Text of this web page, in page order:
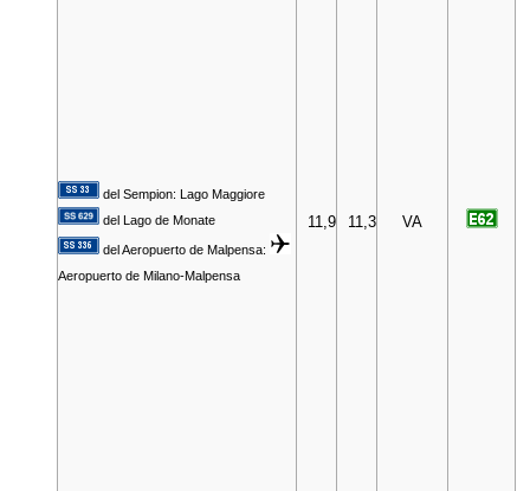
del Sempion: Lago Maggiore
del Lago de Monate
del Aeropuerto de Malpensa:
Aeropuerto de Milano-Malpensa
11,9 11,3 VA